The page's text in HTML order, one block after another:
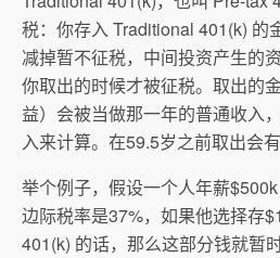
税：你存入 Traditional 401(k) 的
减掉暂不征税，中间投资产生的
你取出的时候才被征税。取出的
益）会被当做那一年的普通收入
入来计算。在59.5岁之前取出会
举个例子，假设一个人年薪
边际税率是37%，如果他选择存
401(k) 的话，那么这部分钱就暂